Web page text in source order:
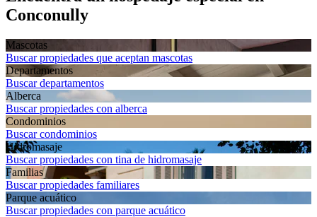
Conconully
Mascotas
Buscar propiedades que aceptan mascotas
Departa­mentos
Buscar departamentos
Alberca
Buscar propiedades con alberca
Condominios
Buscar condominios
Hidromasaje
Buscar propiedades con tina de hidromasaje
Familias
Buscar propiedades familiares
Parque acuático
Buscar propiedades con parque acuático